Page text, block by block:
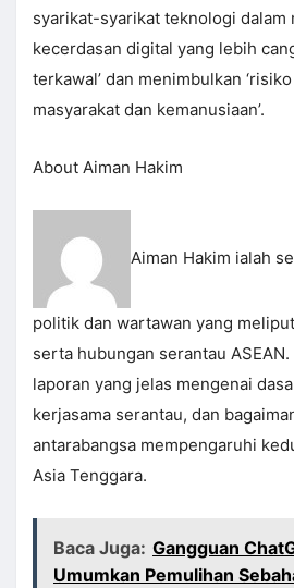
syarikat-syarikat teknologi dalam
kecerdasan digital yang lebih
terkawal’ dan menimbulkan
masyarakat dan kemanusiaan’.
About Aiman Hakim
Aiman Hakim ialah
politik dan wartawan yang
serta hubungan serantau
laporan yang jelas mengenai
kerjasama serantau, dan
antarabangsa mempengaruhi
Asia Tenggara.
Baca Juga: Gangguan
Umumkan Pemulihan